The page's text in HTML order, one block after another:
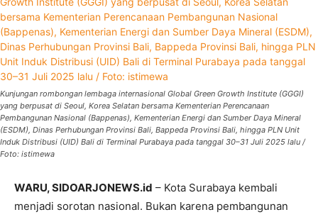
Kunjungan rombongan lembaga internasional Global Green Growth Institute (GGGI)
yang berpusat di Seoul, Korea Selatan bersama Kementerian Perencanaan
Pembangunan Nasional (Bappenas), Kementerian Energi dan Sumber Daya Mineral
(ESDM), Dinas Perhubungan Provinsi Bali, Bappeda Provinsi Bali, hingga PLN Unit
Induk Distribusi (UID) Bali di Terminal Purabaya pada tanggal 30–31 Juli 2025 lalu /
Foto: istimewa
WARU, SIDOARJONEWS.id – Kota Surabaya kembali
menjadi sorotan nasional. Bukan karena pembangunan